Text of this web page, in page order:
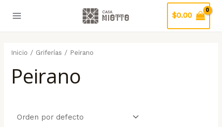
$0.00
Inicio / Griferías / Peirano
Peirano